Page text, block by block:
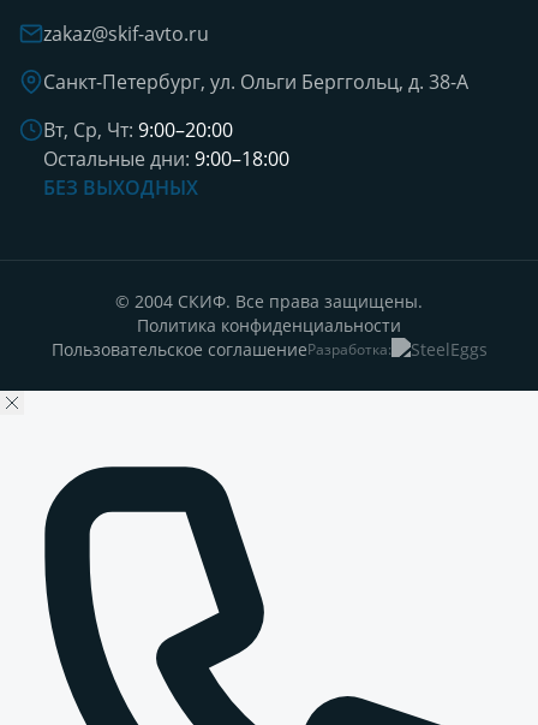
zakaz@skif-avto.ru
Санкт-Петербург, ул. Ольги Берггольц, д. 38-А
Вт, Ср, Чт: 9:00–20:00
Остальные дни: 9:00–18:00
БЕЗ ВЫХОДНЫХ
© 2004 СКИФ. Все права защищены.
Политика конфиденциальности
Пользовательское соглашениеРазработка: